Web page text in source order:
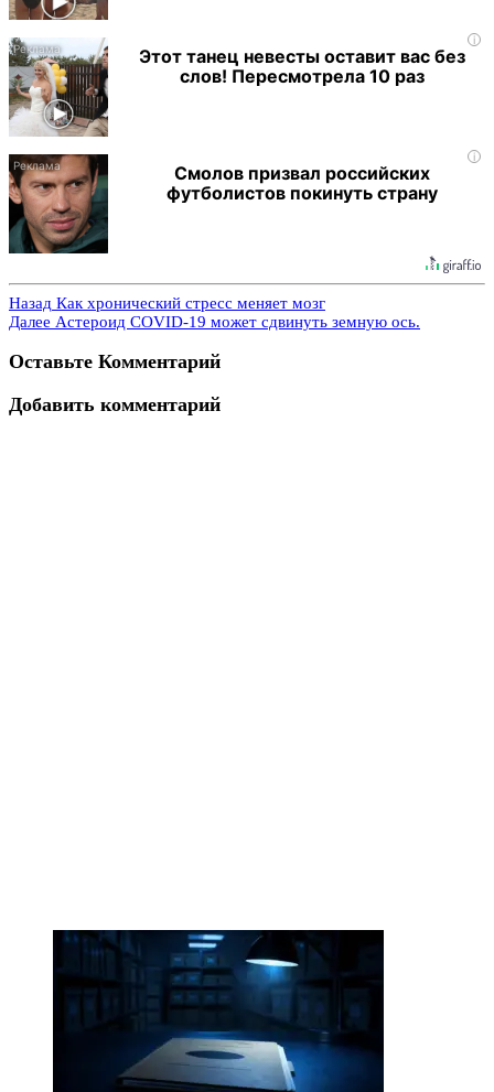
i
Этот танец невесты оставит вас без
слов! Пересмотрела 10 раз
i
Смолов призвал российских
футболистов покинуть страну
Назад Как хронический стресс меняет мозг
Далее Астероид COVID-19 может сдвинуть земную ось.
Оставьте Комментарий
Добавить комментарий